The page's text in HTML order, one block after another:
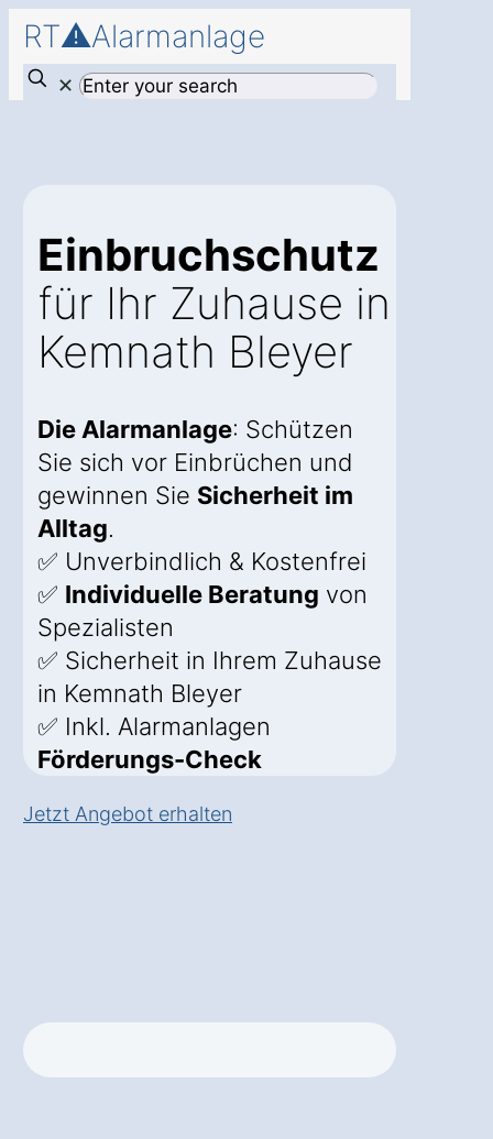
RT⚠️Alarmanlage
✕
Einbruchschutz
für Ihr Zuhause in
Kemnath Bleyer
Die Alarmanlage: Schützen
Sie sich vor Einbrüchen und
gewinnen Sie Sicherheit im
Alltag.
✅ Unverbindlich & Kostenfrei
✅ Individuelle Beratung von
Spezialisten
✅ Sicherheit in Ihrem Zuhause
in Kemnath Bleyer
✅ Inkl. Alarmanlagen
Förderungs-Check
Jetzt Angebot erhalten